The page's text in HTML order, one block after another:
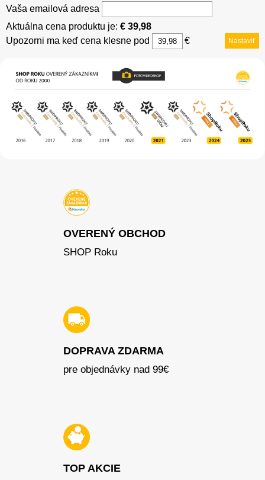
Vaša emailová adresa
Aktuálna cena produktu je: € 39,98
Upozorni ma keď cena klesne pod
€ Nastaviť
OVERENÝ OBCHOD
SHOP Roku
DOPRAVA ZDARMA
pre objednávky nad 99€
TOP AKCIE